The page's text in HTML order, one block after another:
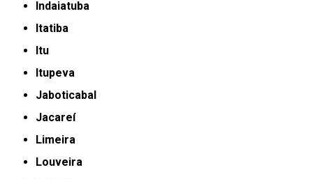
Indaiatuba
Itatiba
Itu
Itupeva
Jaboticabal
Jacareí
Limeira
Louveira